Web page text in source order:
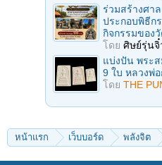
ร่วมสร้างศา
ประกอบพิธีก
กิจกรรมของวั
โดย ศิษย์รุ่นจิ๋
แบ่งปัน พระ
9 ใบ หลวงพ่
โดย THE
หน้าแรก เว็บบอร์ด พลังจิต